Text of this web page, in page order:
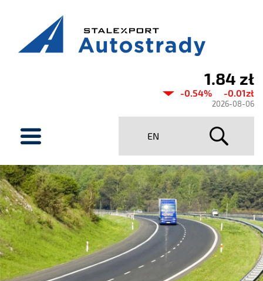
Stalexport
Autostrady
SA
1.84 zł
-0.54% -0.01zł
2026-08-06
EN